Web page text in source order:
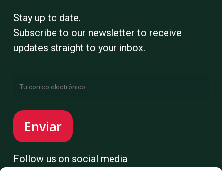
Stay up to date.
Subscribe to our newsletter to receive
updates straight to your inbox.
Follow us on social media